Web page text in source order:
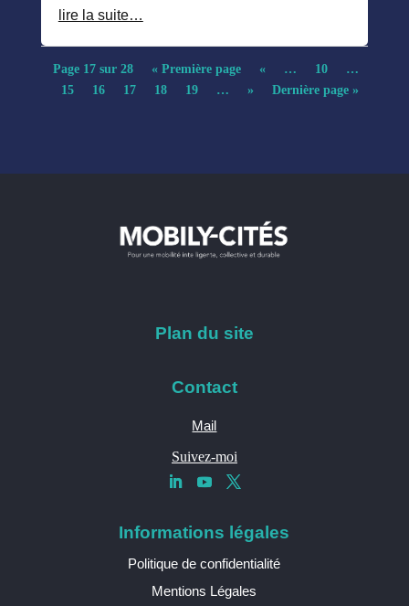
lire la suite…
Page 17 sur 28 « Première page « … 10
…
15
16 17 18 19 … » Dernière page »
Plan du site
Contact
Mail
Suivez-moi
Informations légales
Politique de confidentialité
Mentions Légales